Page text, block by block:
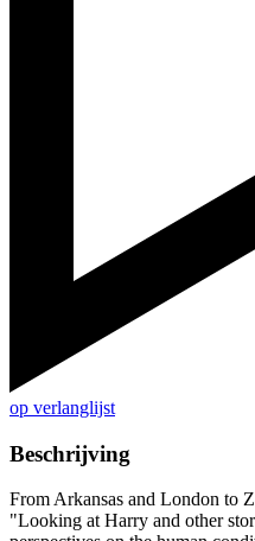
op verlanglijst
Beschrijving
From Arkansas and London to
"Looking at Harry and other